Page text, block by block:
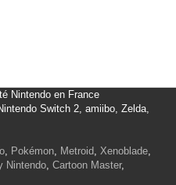
Nintendo en France
Switch 2, amiibo, Zelda,
, Pokémon, Metroid, Xenoblade,
Nintendo, Cartoon Master,